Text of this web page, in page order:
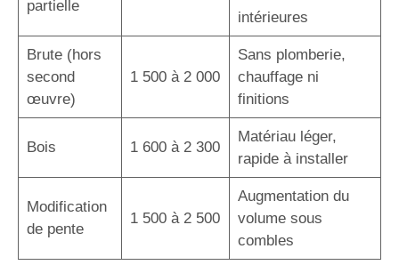
partielle
intérieures
Brute (hors
second
œuvre)
1 500 à 2 000
Sans plomberie,
chauffage ni
finitions
Bois 1 600 à 2 300
Matériau léger,
rapide à installer
Modification
de pente
1 500 à 2 500
Augmentation du
volume sous
combles